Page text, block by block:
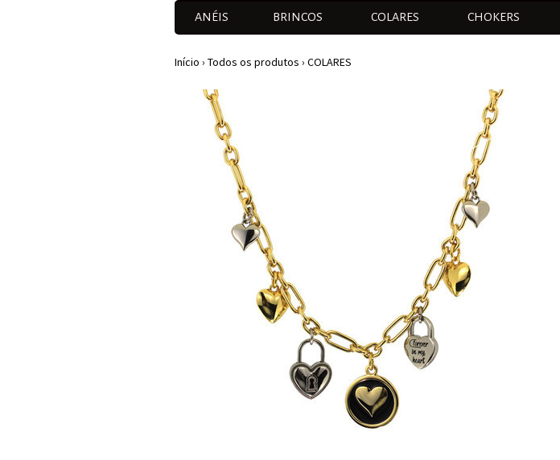
ANÉIS BRINCOS COLARES CHOKERS
Início › Todos os produtos › COLARES